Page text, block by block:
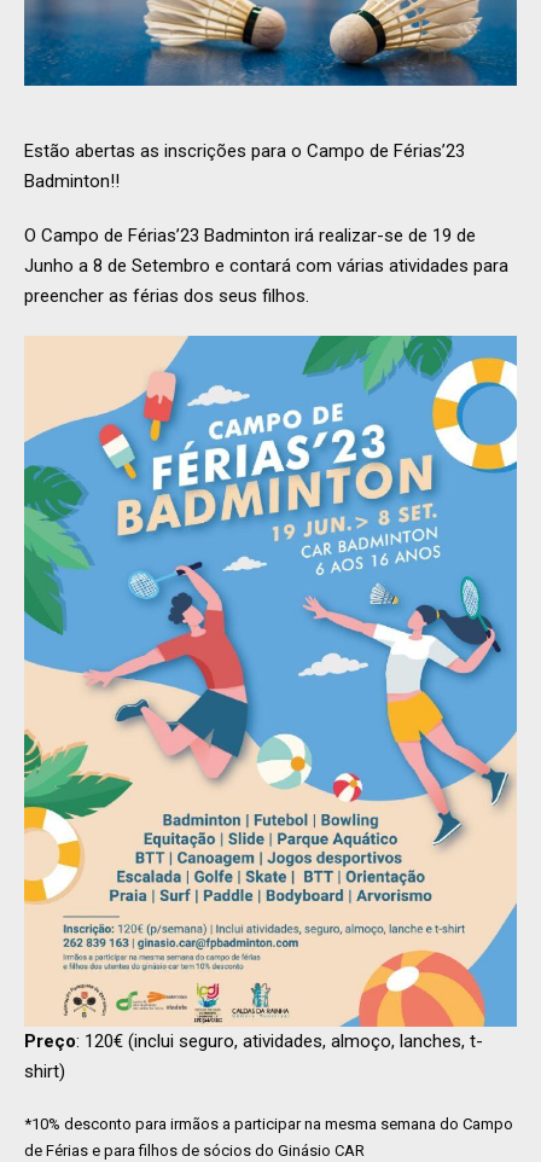
Estão abertas as inscrições para o Campo de Férias’23
Badminton!!
O Campo de Férias’23 Badminton irá realizar-se de 19 de
Junho a 8 de Setembro e contará com várias atividades para
preencher as férias dos seus filhos.
Preço: 120€ (inclui seguro, atividades, almoço, lanches, t-
shirt)
*10% desconto para irmãos a participar na mesma semana do Campo
de Férias e para filhos de sócios do Ginásio CAR